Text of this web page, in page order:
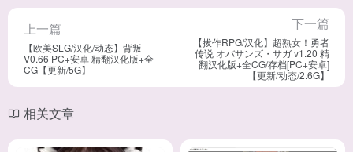
上一篇
【欧美SLG/汉化/动态】背叛
V0.66 PC+安卓 精翻汉化版+全
CG【更新/5G】
下一篇
【拔作RPG/汉化】超熟女！勇者
传说 オバサンズ・サガ v1.20 精
翻汉化版+全CG/存档[PC+安卓]
【更新/动态/2.6G】
相关文章